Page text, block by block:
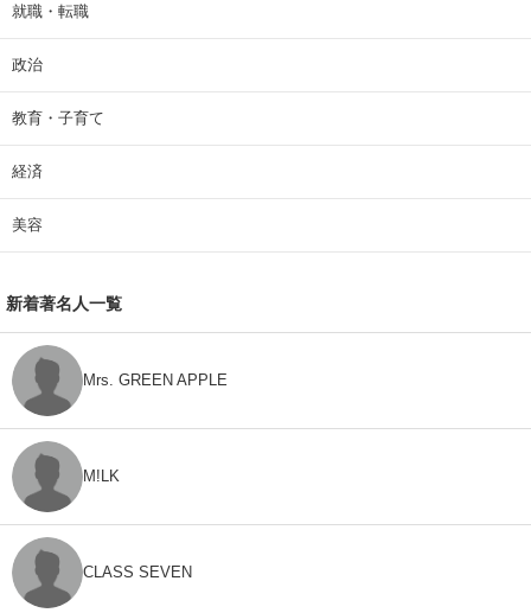
就職・転職
政治
教育・子育て
経済
美容
新着著名人一覧
Mrs. GREEN APPLE
M!LK
CLASS SEVEN